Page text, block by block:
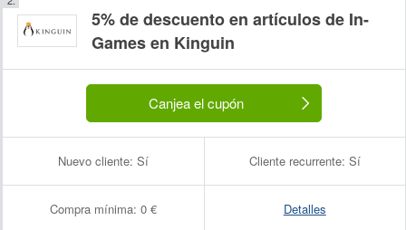
5% de descuento en artículos de In-
Games en Kinguin
Canjea el cupón
Nuevo cliente: Sí Cliente recurrente: Sí
Compra mínima: 0 € Detalles